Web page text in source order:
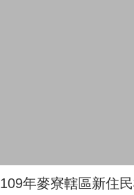
109年麥寮轄區新住